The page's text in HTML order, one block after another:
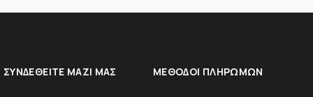
ΣΥΝΔΕΘΕΊΤΕ ΜΑΖΊ ΜΑΣ ΜΈΘΟΔΟΙ ΠΛΗΡΩΜΏΝ